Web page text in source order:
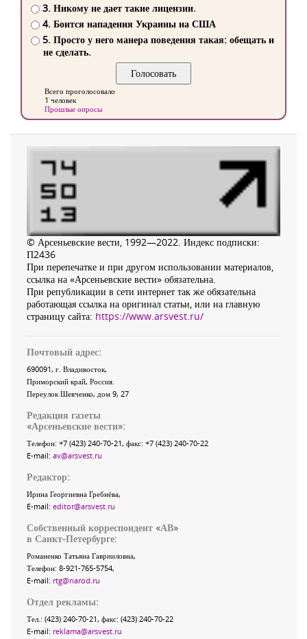
3. Никому не дает такие лицензии.
4. Боится нападения Украины на США
5. Просто у него манера поведения такая: обещать и
не сделать.
Всего проголосовало
1 человек
Прошлые опросы
© Арсеньевские вести, 1992—2022. Индекс подписки:
П2436
При перепечатке и при другом использовании материалов,
ссылка на «Арсеньевские вести» обязательна.
При републикации в сети интернет так же обязательна
работающая ссылка на оригинал статьи, или на главную
страницу сайта: https://www.arsvest.ru/
Почтовый адрес:
690091, г. Владивосток,
Приморский край, Россия
Переулок Шевченко, дом 9, 27
Редакция газеты
«Арсеньевские вести»:
Телефон: +7 (423) 240-70-21, факс: +7 (423) 240-70-22
E-mail: av@arsvest.ru
Редактор:
Ирина Георгиевна Гребнёва,
E-mail: editor@arsvest.ru
Собственный корреспондент «АВ»
в Санкт-Петербурге:
Романенко Татьяна Гаврииловна,
Телефон: 8-921-765-5754,
E-mail: rtg@narod.ru
Отдел рекламы:
Тел.: (423) 240-70-21, факс: (423) 240-70-22
E-mail: reklama@arsvest.ru